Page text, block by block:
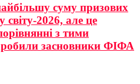
суму призових
світу-2026, але це
з тими
засновники ФІФА